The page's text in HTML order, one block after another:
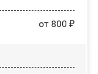
от 800 ₽